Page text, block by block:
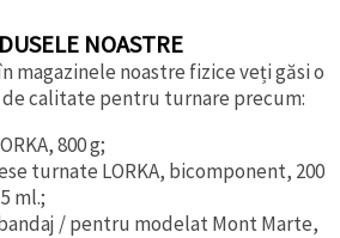
NOASTRE
magazinele noastre fizice veți găsi o
calitate pentru turnare precum:
800 g;
turnate LORKA, bicomponent, 200
ml.;
/ pentru modelat Mont Marte,